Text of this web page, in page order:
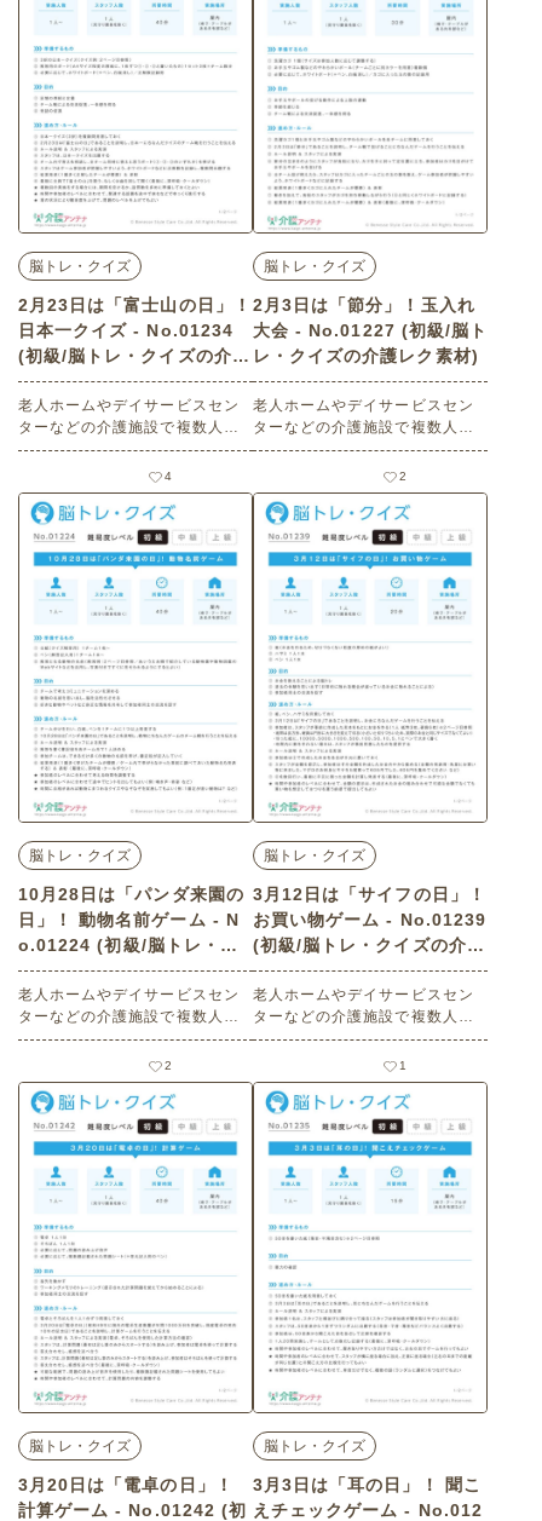
有・サンキュー・Thank you・
楽しむ・楽しい・今日は何の日
機能の向上・カラオケ・楽器・
演奏・Music・歌・楽しむ・楽し
い・今日は何の日
脳トレ・クイズ
2月23日は「富士山の日」！
日本一クイズ - No.01234
(初級/脳トレ・クイズの介護
レク素材)
老人ホームやデイサービスセン
ターなどの介護施設で複数人で
楽しめる2月23日の「富士山の
日」にまつわる高齢者向けレク
リエーション（ 脳トレ・クイ
ズ・初級）です。 関連キーワー
ド：複数人・コミュニケーショ
ン・会話の促進・交流・脳の活
性化・発語の促進・記憶の想
起・記憶の定着・チーム戦・一
体感・楽しむ・楽しい・今日は
何の日
4
脳トレ・クイズ
2月3日は「節分」！玉入れ
大会 - No.01227 (初級/脳ト
レ・クイズの介護レク素材)
老人ホームやデイサービスセン
ターなどの介護施設で複数人で
楽しめる2月3日の「節分」にま
つわる高齢者向けレクリエーシ
ョン（ 脳トレ・クイズ・初級）
です。 関連キーワード：複数
人・コミュニケーション・交
流・チーム戦・一体感・上肢の
運動・球入れ・お手玉・ボー
ル・豆まき・鬼・おに・鬼は
外・福は内・脳の活性化・楽し
む・楽しい・今日は何の日
2
脳トレ・クイズ
10月28日は「パンダ来園の
日」！ 動物名前ゲーム - N
o.01224 (初級/脳トレ・ク
イズの介護レク素材)
老人ホームやデイサービスセン
ターなどの介護施設で複数人で
楽しめる10月28日の「パンダ来
園の日」にまつわる高齢者向け
レクリエーション（脳トレ・ク
イズ・初級）です。 関連キーワ
ード：複数人・コミュニケーシ
ョン・会話の促進・交流・脳の
活性化・動物のクイズ・楽し
む・楽しい・今日は何の日
2
脳トレ・クイズ
3月12日は「サイフの日」！
お買い物ゲーム - No.01239
(初級/脳トレ・クイズの介護
レク素材)
老人ホームやデイサービスセン
ターなどの介護施設で複数人で
楽しめる3月12日は「サイフの
日」にまつわる高齢者向けレク
リエーション（ 脳トレ・クイ
ズ・初級）です。 関連キーワー
ド：コミュニケーション・会話
の促進・交流・脳の活性化・お
金の計算・お金を数える・体験
を思い出す・買物・財布の日・
さいふの日・楽しむ・楽しい・
今日は何の日
1
脳トレ・クイズ
3月20日は「電卓の日」！
計算ゲーム - No.01242 (初
脳トレ・クイズ
3月3日は「耳の日」！ 聞こ
えチェックゲーム - No.012